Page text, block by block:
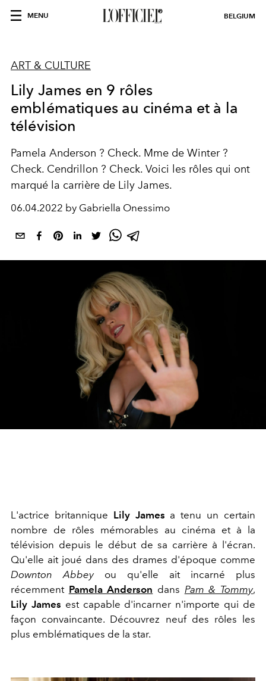
MENU BELGIUM
ART & CULTURE
Lily James en 9 rôles
emblématiques au cinéma et à la
télévision
Pamela Anderson ? Check. Mme de Winter ?
Check. Cendrillon ? Check. Voici les rôles qui ont
marqué la carrière de Lily James.
06.04.2022 by Gabriella Onessimo
L'actrice britannique Lily James a tenu un certain
nombre de rôles mémorables au cinéma et à la
télévision depuis le début de sa carrière à l'écran.
Qu'elle ait joué dans des drames d'époque comme
Downton Abbeyou qu'elle ait incarné plus
récemment Pamela Anderson dans Pam & Tommy,
Lily James est capable d'incarner n'importe qui de
façon convaincante. Découvrez neuf des rôles les
plus emblématiques de la star.